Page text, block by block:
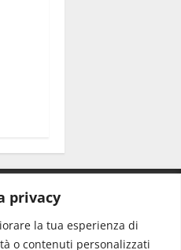
privacy
la tua esperienza di
o contenuti personalizzati